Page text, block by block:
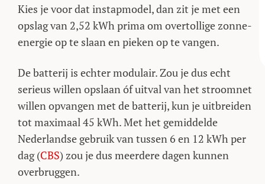
Kies je voor dat instapmodel, dan zit je met een
opslag van 2,52 kWh prima om overtollige zonne-
energie op te slaan en pieken op te vangen.
De batterij is echter modulair. Zou je dus echt
serieus willen opslaan óf uitval van het stroomnet
willen opvangen met de batterij, kun je uitbreiden
tot maximaal 45 kWh. Met het gemiddelde
Nederlandse gebruik van tussen 6 en 12 kWh per
dag (CBS) zou je dus meerdere dagen kunnen
overbruggen.